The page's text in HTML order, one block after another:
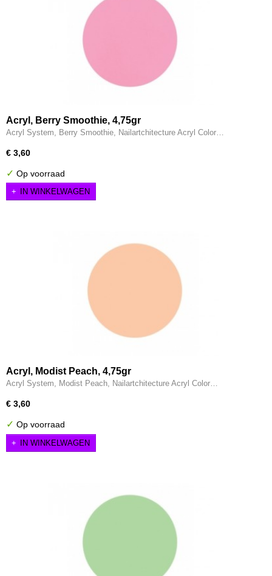
Acryl, Berry Smoothie, 4,75gr
Acryl System, Berry Smoothie, Nailartchitecture Acryl Color…
€ 3,60
✓ Op voorraad
IN WINKELWAGEN
Acryl, Modist Peach, 4,75gr
Acryl System, Modist Peach, Nailartchitecture Acryl Color…
€ 3,60
✓ Op voorraad
IN WINKELWAGEN